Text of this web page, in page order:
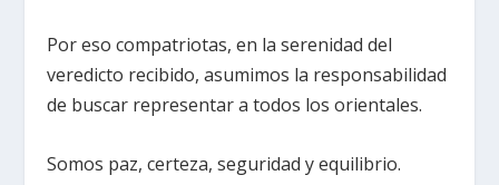
Por eso compatriotas, en la serenidad del
veredicto recibido, asumimos la responsabilidad
de buscar representar a todos los orientales.
Somos paz, certeza, seguridad y equilibrio.